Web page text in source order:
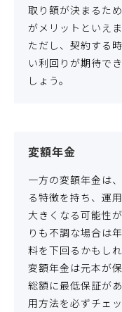
取り額が決まるた
がメリットといえま
ただし、契約する
い利回りが期待で
しょう。
変額年金
一方の変額年金は
る特徴を持ち、運
大きくなる可能性
りも不調な場合は
料を下回るかもしれ
変額年金は元本が
総額に最低保証が
用方法を必ずチェ